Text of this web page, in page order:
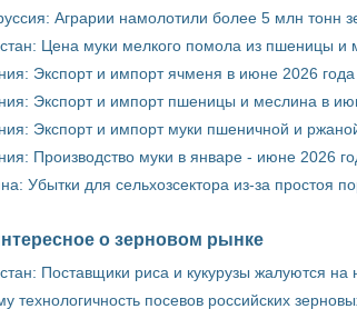
Аграрии намолотили более 5 млн тонн
Цена муки мелкого помола из пшеницы и
Экспорт и импорт ячменя в июне 2026 года
Экспорт и импорт пшеницы и меслина в
Экспорт и импорт муки пшеничной и
Производство муки в январе - июне 2026
Убытки для сельхозсектора из-за простоя
о зерновом рынке
Поставщики риса и кукурузы жалуются
технологичность посевов российских